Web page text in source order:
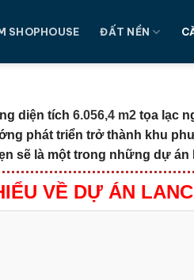
SHOPHOUSE ĐẤT NỀN
diện tích 6.056,4 m2 tọa lạc
phát triển trở thành khu
sẽ là một trong những dự
VỀ DỰ ÁN